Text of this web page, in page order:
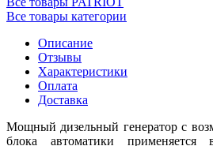
Все товары категории
Описание
Отзывы
Характеристики
Оплата
Доставка
Мощный дизельный генератор с
блока автоматики применяется